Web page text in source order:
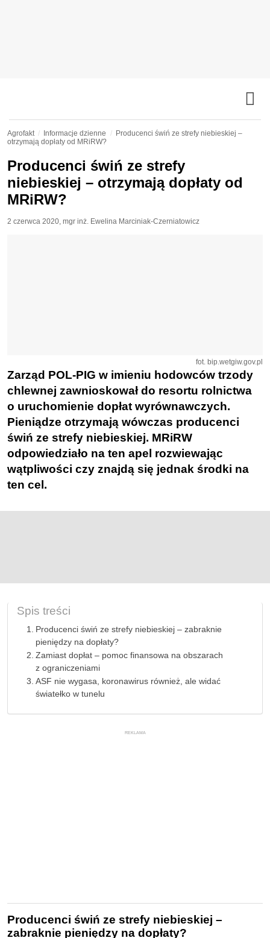
Agrofakt Informacje dzienne
Producenci świń ze strefy niebieskiej –
otrzymają dopłaty od MRiRW?
Producenci świń ze strefy
niebieskiej – otrzymają dopłaty od
MRiRW?
2 czerwca 2020, mgr inż. Ewelina Marciniak-Czerniatowicz
fot. bip.wetgiw.gov.pl
Zarząd POL-PIG w imieniu hodowców trzody
chlewnej zawnioskował do resortu rolnictwa
o uruchomienie dopłat wyrównawczych.
Pieniądze otrzymają wówczas producenci
świń ze strefy niebieskiej. MRiRW
odpowiedziało na ten apel rozwiewając
wątpliwości czy znajdą się jednak środki na
ten cel.
Spis treści
Producenci świń ze strefy niebieskiej – zabraknie
pieniędzy na dopłaty?
Zamiast dopłat – pomoc finansowa na obszarach
z ograniczeniami
ASF nie wygasa, koronawirus również, ale widać
światełko w tunelu
REKLAMA
Producenci świń ze strefy niebieskiej –
zabraknie pieniędzy na dopłaty?